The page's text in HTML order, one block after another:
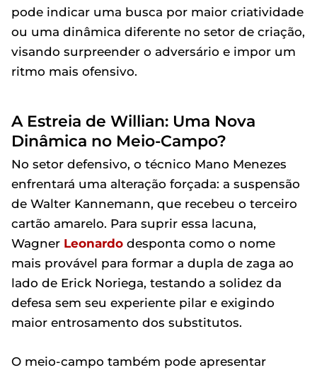
pode indicar uma busca por maior criatividade
ou uma dinâmica diferente no setor de criação,
visando surpreender o adversário e impor um
ritmo mais ofensivo.
A Estreia de Willian: Uma Nova
Dinâmica no Meio-Campo?
No setor defensivo, o técnico Mano Menezes
enfrentará uma alteração forçada: a suspensão
de Walter Kannemann, que recebeu o terceiro
cartão amarelo. Para suprir essa lacuna,
Wagner Leonardo desponta como o nome
mais provável para formar a dupla de zaga ao
lado de Erick Noriega, testando a solidez da
defesa sem seu experiente pilar e exigindo
maior entrosamento dos substitutos.
O meio-campo também pode apresentar